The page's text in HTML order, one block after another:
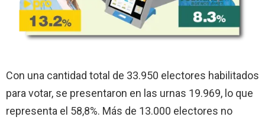
Con una cantidad total de 33.950 electores habilitados
para votar, se presentaron en las urnas 19.969, lo que
representa el 58,8%. Más de 13.000 electores no